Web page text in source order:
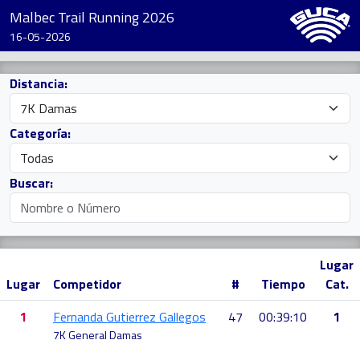
Malbec Trail Running 2026
16-05-2026
Distancia:
Categoría:
Buscar:
Lugar Competidor # Tiempo
Lugar
Cat.
1
Fernanda Gutierrez Gallegos
7K General Damas
47 00:39:10 1